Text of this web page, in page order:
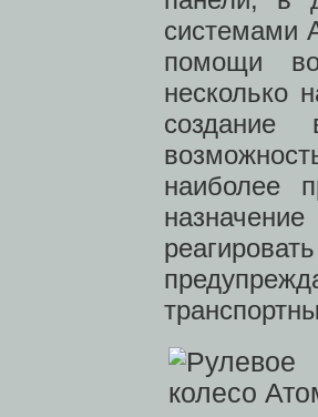
системами
помощи
несколько
создание
наиболее